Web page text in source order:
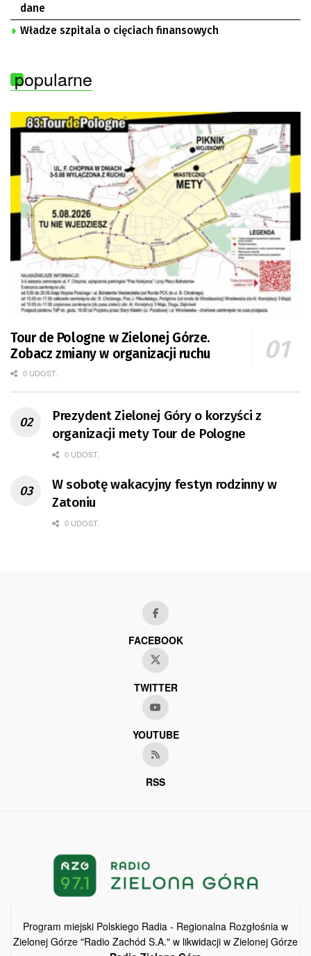
dane
Władze szpitala o cięciach finansowych
popularne
Tour de Pologne w Zielonej Górze.
Zobacz zmiany w organizacji ruchu
0 UDOST.
Prezydent Zielonej Góry o korzyści z
organizacji mety Tour de Pologne
0 UDOST.
W sobotę wakacyjny festyn rodzinny w
Zatoniu
0 UDOST.
FACEBOOK
TWITTER
YOUTUBE
RSS
Program miejski Polskiego Radia - Regionalna Rozgłośnia w
Zielonej Górze "Radio Zachód S.A." w likwidacji w Zielonej Górze